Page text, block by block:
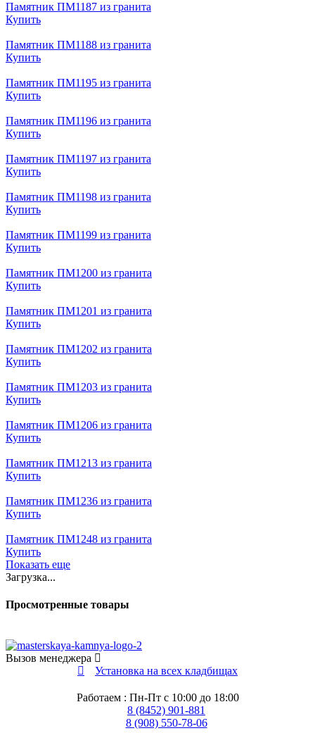
Памятник ПМ1187 из гранита
Купить
Памятник ПМ1188 из гранита
Купить
Памятник ПМ1195 из гранита
Купить
Памятник ПМ1196 из гранита
Купить
Памятник ПМ1197 из гранита
Купить
Памятник ПМ1198 из гранита
Купить
Памятник ПМ1199 из гранита
Купить
Памятник ПМ1200 из гранита
Купить
Памятник ПМ1201 из гранита
Купить
Памятник ПМ1202 из гранита
Купить
Памятник ПМ1203 из гранита
Купить
Памятник ПМ1206 из гранита
Купить
Памятник ПМ1213 из гранита
Купить
Памятник ПМ1236 из гранита
Купить
Памятник ПМ1248 из гранита
Купить
Показать еще
Загрузка...
Просмотренные товары
Вызов менеджера
Установка на всех кладбищах
Работаем : Пн-Пт с 10:00 до 18:00
8 (8452) 901-881
8 (908) 550-78-06